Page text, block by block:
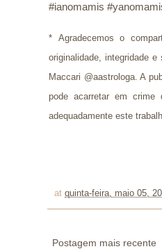
#ianomamis
* Agradecemos o
originalidade, integridade
Maccari @aastrologa. A
pode acarretar em crime
adequadamente este
at quinta-feira, maio 05,
Postagem mais recente